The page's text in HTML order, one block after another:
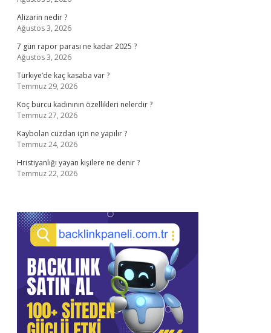
Alizarin nedir ?
Ağustos 3, 2026
7 gün rapor parası ne kadar 2025 ?
Ağustos 3, 2026
Türkiye’de kaç kasaba var ?
Temmuz 29, 2026
Koç burcu kadınının özellikleri nelerdir ?
Temmuz 27, 2026
Kaybolan cüzdan için ne yapılır ?
Temmuz 24, 2026
Hristiyanlığı yayan kişilere ne denir ?
Temmuz 22, 2026